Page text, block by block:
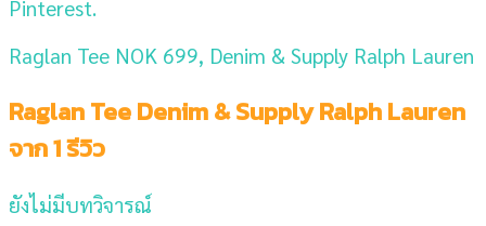
Pinterest.
Raglan Tee NOK 699, Denim & Supply Ralph Lauren
Raglan Tee Denim & Supply Ralph Lauren
จาก 1 รีวิว
ยังไม่มีบทวิจารณ์